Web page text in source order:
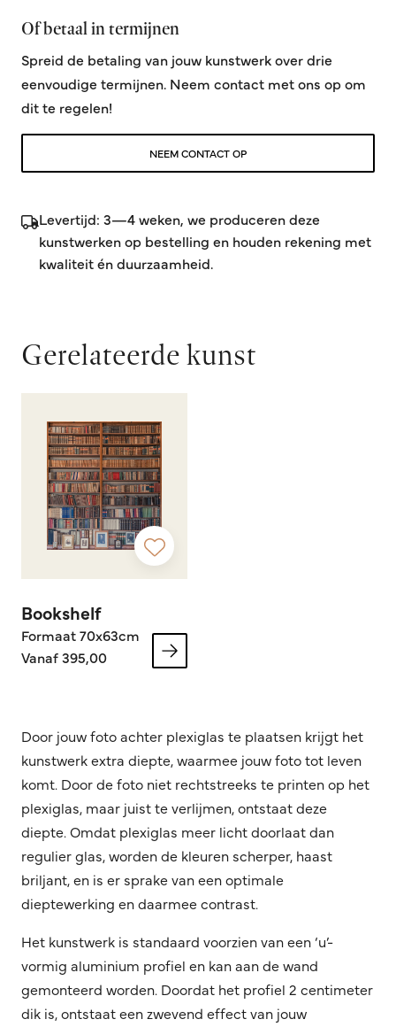
Of betaal in termijnen
Spreid de betaling van jouw kunstwerk over drie
eenvoudige termijnen. Neem contact met ons op om
dit te regelen!
NEEM CONTACT OP
Levertijd: 3—4 weken, we produceren deze
kunstwerken op bestelling en houden rekening met
kwaliteit én duurzaamheid.
Gerelateerde kunst
Bookshelf
Formaat 70x63cm
Vanaf 395,00
Door jouw foto achter plexiglas te plaatsen krijgt het
kunstwerk extra diepte, waarmee jouw foto tot leven
komt. Door de foto niet rechtstreeks te printen op het
plexiglas, maar juist te verlijmen, ontstaat deze
diepte. Omdat plexiglas meer licht doorlaat dan
regulier glas, worden de kleuren scherper, haast
briljant, en is er sprake van een optimale
dieptewerking en daarmee contrast.
Het kunstwerk is standaard voorzien van een ‘u’-
vormig aluminium profiel en kan aan de wand
gemonteerd worden. Doordat het profiel 2 centimeter
dik is, ontstaat een zwevend effect van jouw